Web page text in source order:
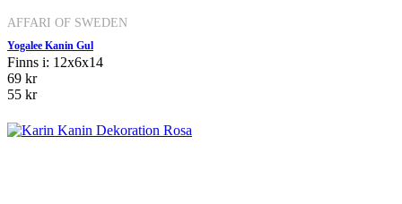
AFFARI OF SWEDEN
Yogalee Kanin Gul
Finns i: 12x6x14
69 kr
55 kr